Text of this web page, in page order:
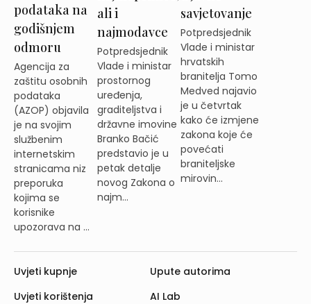
podataka na
godišnjem
odmoru
Agencija za
zaštitu osobnih
podataka
(AZOP) objavila
je na svojim
službenim
internetskim
stranicama niz
preporuka
kojima se
korisnike
upozorava na ...
ali i
najmodavce
Potpredsjednik
Vlade i ministar
prostornog
uređenja,
graditeljstva i
državne imovine
Branko Bačić
predstavio je u
petak detalje
novog Zakona o
najm...
savjetovanje
Potpredsjednik
Vlade i ministar
hrvatskih
branitelja Tomo
Medved najavio
je u četvrtak
kako će izmjene
zakona koje će
povećati
braniteljske
mirovin...
Uvjeti kupnje
Uvjeti korištenja
Upute autorima
AI Lab